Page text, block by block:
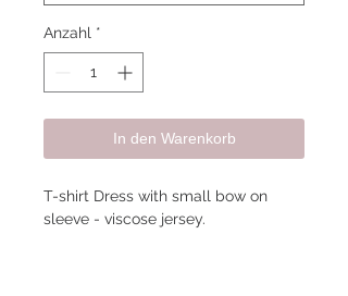
Anzahl *
In den Warenkorb
T-shirt Dress with small bow on
sleeve - viscose jersey.